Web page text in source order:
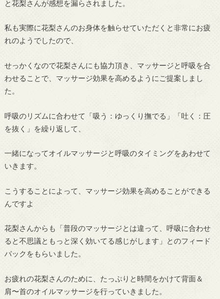
と花梨さんが感想を漏らされました。
私も実際に花梨さんのお身体を触らせていただくと非常にお疲
れのようでしたので、
せっかくなので花梨さんにも協力頂き、マッサージと呼吸を合
わせることで、マッサージ効果を高めるようにご提案しまし
た。
呼吸のリズムに合わせて「吸う：ゆっくり撫でる」「吐く：圧
を抜く」を繰り返して、
一緒になってオイルマッサージと呼吸のタイミングをあわせて
いきます。
こうすることによって、マッサージ効果を高めることができる
んですよ
花梨さんからも「普段のマッサージとは違って、呼吸に合わせ
ると不思議ともっと深く効いてる感じがします」とのフィード
バックをもらいました。
お疲れの花梨さんのために、たっぷりと時間をかけて背面＆
肩〜首のオイルマッサージを行っていきました。